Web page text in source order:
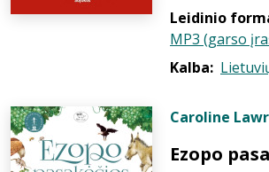
Leidinio
MP3 (garso
Kalba:
Caroline
Ezopo